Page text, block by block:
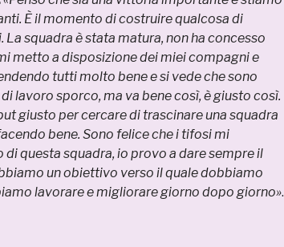
È il momento di costruire qualcosa di
squadra è stata matura, non ha concesso
metto a disposizione dei miei compagni e
tutti molto bene e si vede che sono
lavoro sporco, ma va bene così, è giusto così.
giusto per cercare di trascinare una squadra
bene. Sono felice che i tifosi mi
questa squadra, io provo a dare sempre il
un obiettivo verso il quale dobbiamo
lavorare e migliorare giorno dopo giorno».